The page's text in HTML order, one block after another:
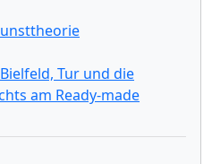
Tur und die
am Ready-made